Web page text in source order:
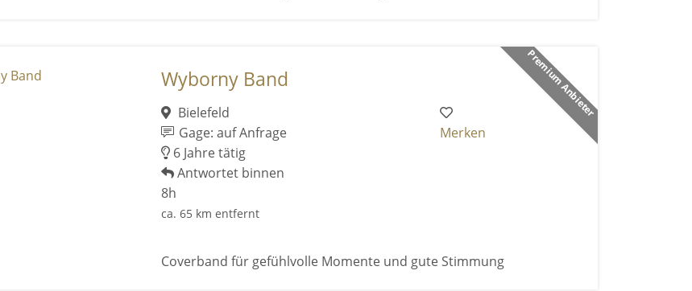
Premium Anbieter
Wyborny Band
Bielefeld
Gage: auf Anfrage
6 Jahre tätig
Antwortet binnen
8h
ca. 65 km entfernt
Merken
Coverband für gefühlvolle Momente und gute Stimmung